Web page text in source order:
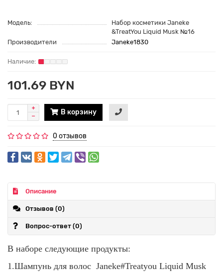
Модель:
Набор косметики Janeke
&TreatYou Liquid Musk №16
Производители
Janeke1830
101.69 BYN
В корзину
0 отзывов
Описание
Отзывов (0)
Вопрос-ответ (0)
В наборе следующие продукты:
1.Шампунь для волос Janeke#Treatyou Liquid Musk